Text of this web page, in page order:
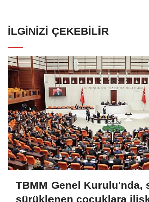
İLGINIZI ÇEKEBILIR
TBMM Genel Kurulu'nda,
sürüklenen çocuklara